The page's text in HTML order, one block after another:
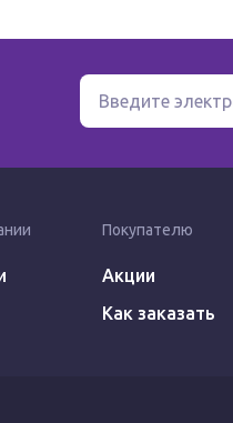
Покупателю
Акции
Как заказать